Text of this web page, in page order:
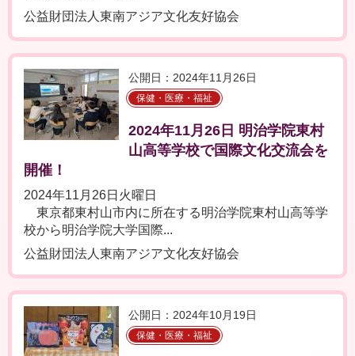
公益財団法人東南アジア文化友好協会
公開日：2024年11月26日
保健・医療・福祉
2024年11月26日 明治学院東村
山高等学校で国際文化交流会を
開催！
2024年11月26日火曜日
東京都東村山市内に所在する明治学院東村山高等学
校から明治学院大学国際...
公益財団法人東南アジア文化友好協会
公開日：2024年10月19日
保健・医療・福祉